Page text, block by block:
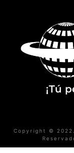
¡Tú
Copyright ©